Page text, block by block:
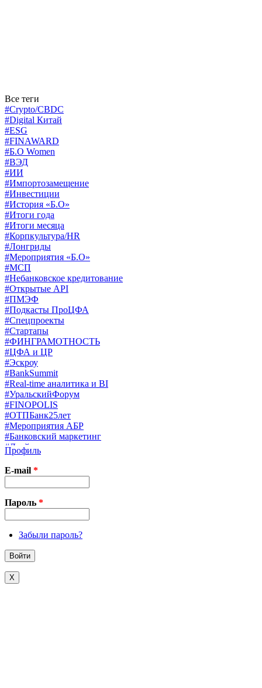
Все теги
#Crypto/CBDC
#Digital Китай
#ESG
#FINAWARD
#Б.О Women
#ВЭД
#ИИ
#Импортозамещение
#Инвестиции
#История «Б.О»
#Итоги года
#Итоги месяца
#Корпкультура/HR
#Лонгриды
#Мероприятия «Б.О»
#МСП
#Небанковское кредитование
#Открытые API
#ПМЭФ
#Подкасты ПроЦФА
#Спецпроекты
#Стартапы
#ФИНГРАМОТНОСТЬ
#ЦФА и ЦР
#Эскроу
#BankSummit
#Real-time аналитика и BI
#УральскийФорум
#FINOPOLIS
#ОТПБанк25лет
#Мероприятия АБР
#Банковский маркетинг
#Драйверы страхования
#Финконгресс ЦБ
#PB&WM
#UX/CX
#Экосистемы
X
Профиль
E-mail *
Пароль *
Забыли пароль?
X